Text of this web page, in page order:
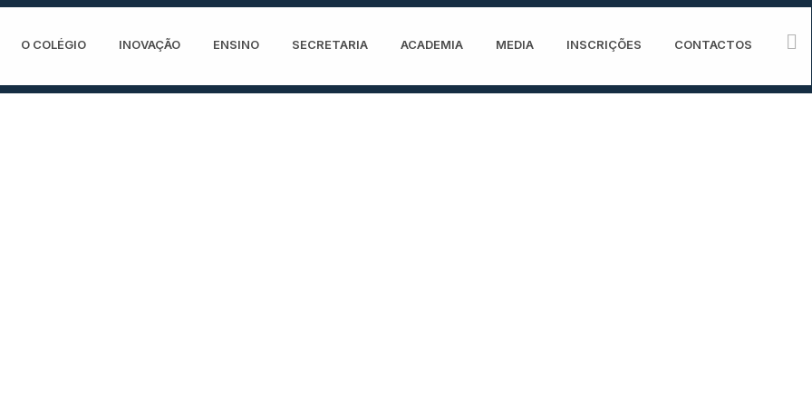
O COLÉGIO INOVAÇÃO ENSINO SECRETARIA ACADEMIA MEDIA INSCRIÇÕES CONTACTOS